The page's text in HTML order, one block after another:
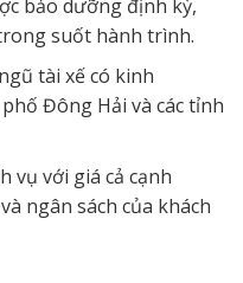
bảo dưỡng định kỳ,
suốt hành trình.
tài xế có kinh
Đông Hải và các tỉnh
vụ với giá cả cạnh
ngân sách của khách